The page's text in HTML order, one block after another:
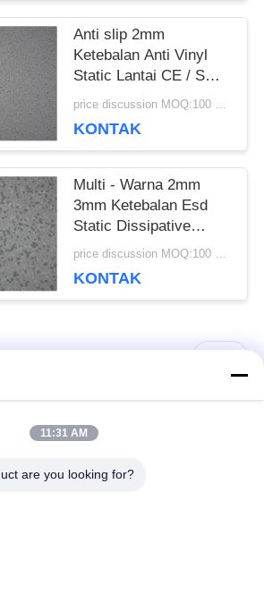
Anti slip 2mm
Ketebalan Anti Vinyl
Static Lantai CE / SGS
/ ISO Sertifikat
price discussion MOQ:100 meter persegi
KONTAK
Multi - Warna 2mm
3mm Ketebalan Esd
Static Dissipative
Lantai Untuk Ruang
price discussion MOQ:100 meter persegi
KONTAK
Lantai ubin vinil
11:31 AM
are you looking for?